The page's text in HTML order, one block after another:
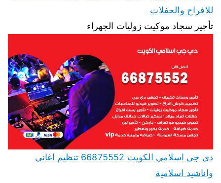
للافراح والحفلات
تأجير سجاد موكيت زوليات الجهراء
دي جي اسلامي الكويت 66875552 تنظيم اغاني
واناشيد اسلامية